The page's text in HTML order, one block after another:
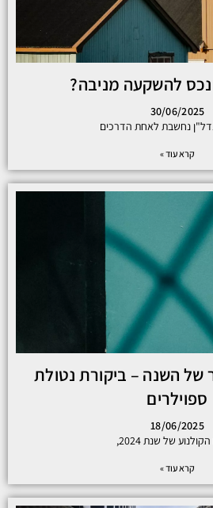
נכס להשקעה מניבה?
30/06/2025
נחשבת לאחת הדרכים
קרא עוד »
של השנה – ביקורת נטולת
ספוילרים
18/06/2025
של שנת 2024,
קרא עוד »